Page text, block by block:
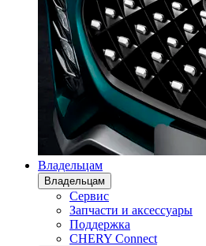
Владельцам
Владельцам
Сервис
Запчасти и аксессуары
Поддержка
CHERY Connect